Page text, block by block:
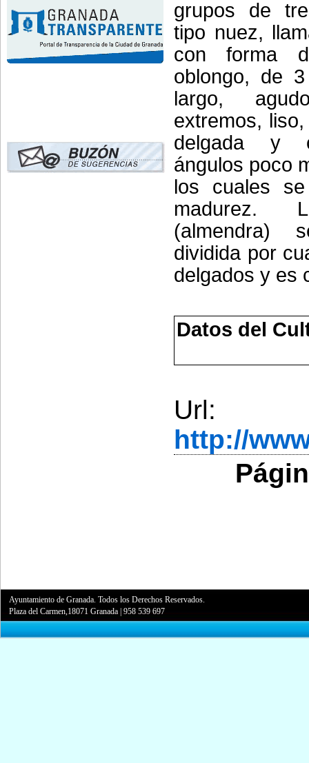
grupos de
tipo nuez,
con forma
oblongo, de
largo,
extremos,
delgada y
ángulos poco
los cuales
madurez.
(almendra)
dividida por
delgados y es
Datos del
Url:
http://
Ayuntamiento de Granada. Todos los Derechos Reservados.
Plaza del Carmen,18071 Granada |958 539 697